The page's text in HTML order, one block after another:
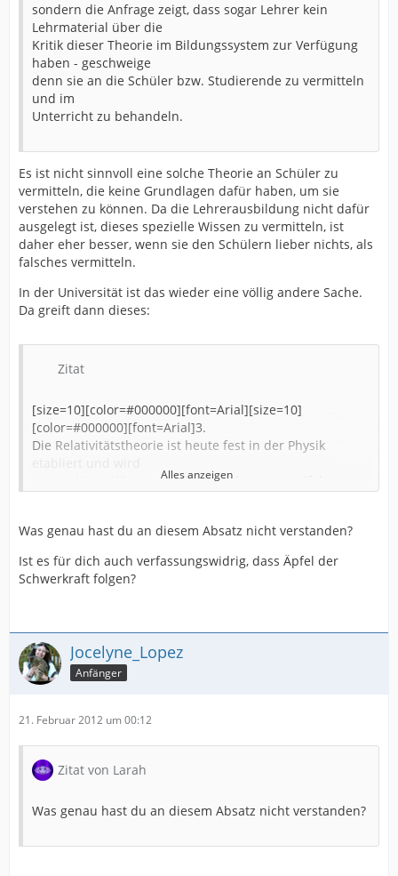
sondern die Anfrage zeigt, dass sogar Lehrer kein
Lehrmaterial über die
Kritik dieser Theorie im Bildungssystem zur Verfügung
haben - geschweige
denn sie an die Schüler bzw. Studierende zu vermitteln
und im
Unterricht zu behandeln.
Es ist nicht sinnvoll eine solche Theorie an Schüler zu
vermitteln, die keine Grundlagen dafür haben, um sie
verstehen zu können. Da die Lehrerausbildung nicht dafür
ausgelegt ist, dieses spezielle Wissen zu vermitteln, ist
daher eher besser, wenn sie den Schülern lieber nichts, als
falsches vermitteln.
In der Universität ist das wieder eine völlig andere Sache.
Da greift dann dieses:
Zitat
[size=10][color=#000000][font=Arial][size=10]
[color=#000000][font=Arial]3.
Die Relativitätstheorie ist heute fest in der Physik
von seriösen Wissenschaftlern nicht angezweifelt.
ausgezeichneter
Weise. Nicht zuletzt fußen auf der speziellen
Relativitätstheorie auch
erfolgreiche quantenphysikalische Theorien wie die
übereinstimmt. Versuche einzelner heutiger Autoren,
die
Relativitätstheorie zu “widerlegen“, sind meist
physikalisch
unterscheiden sind
die ernsthaften wissenschaftlichen Bemühungen, die
allgemeine
verallgemeinern – so wie die
Alles anzeigen
Was genau hast du an diesem Absatz nicht verstanden?
Ist es für dich auch verfassungswidrig, dass Äpfel der
Schwerkraft folgen?
Jocelyne_Lopez
Anfänger
21. Februar 2012 um 00:12
Zitat von Larah
Was genau hast du an diesem Absatz nicht verstanden?